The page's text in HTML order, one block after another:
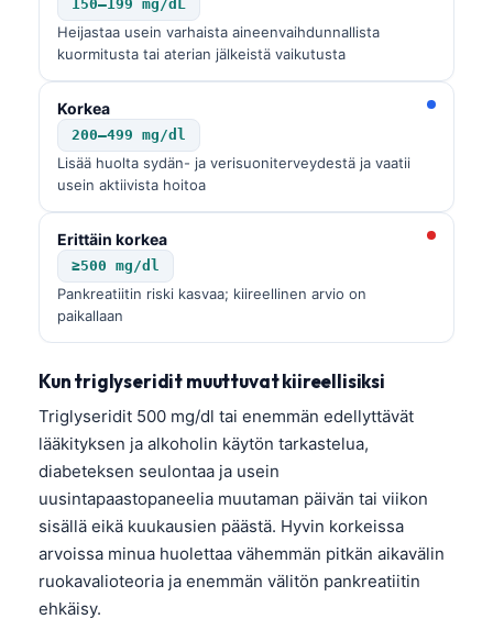
150–199 mg/dL
Heijastaa usein varhaista aineenvaihdunnallista
kuormitusta tai aterian jälkeistä vaikutusta
Korkea
200–499 mg/dl
Lisää huolta sydän- ja verisuoniterveydestä ja vaatii
usein aktiivista hoitoa
Erittäin korkea
≥500 mg/dl
Pankreatiitin riski kasvaa; kiireellinen arvio on
paikallaan
Kun triglyseridit muuttuvat kiireellisiksi
Triglyseridit 500 mg/dl tai enemmän edellyttävät
lääkityksen ja alkoholin käytön tarkastelua,
diabeteksen seulontaa ja usein
uusintapaastopaneelia muutaman päivän tai viikon
sisällä eikä kuukausien päästä. Hyvin korkeissa
arvoissa minua huolettaa vähemmän pitkän aikavälin
ruokavalioteoria ja enemmän välitön pankreatiitin
ehkäisy.